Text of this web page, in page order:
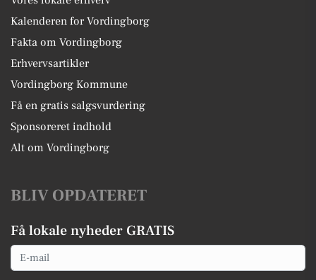
Kalenderen for Vordingborg
Fakta om Vordingborg
Erhvervsartikler
Vordingborg Kommune
Få en gratis salgsvurdering
Sponsoreret indhold
Alt om Vordingborg
BLIV OPDATERET
Få lokale nyheder GRATIS
Email